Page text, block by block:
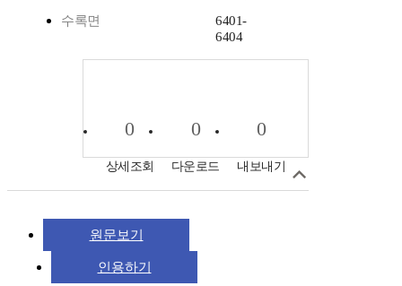
수록면
6401-
6404
0
상세조회
0
다운로드
0
내보내기
원문보기
인용하기